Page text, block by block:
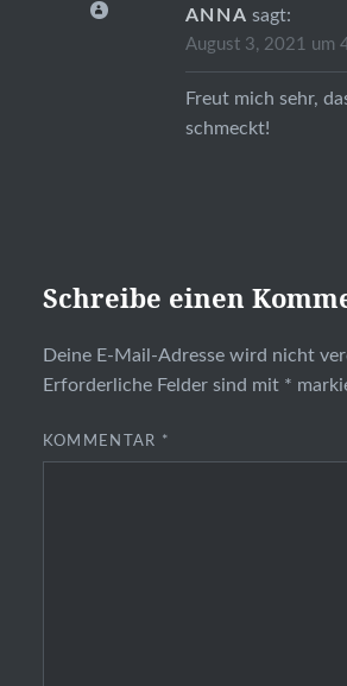
ANNA sagt:
August 3, 2021 um
Freut mich sehr,
schmeckt!
Schreibe einen
Deine E-Mail-Adresse wird nicht
Erforderliche Felder sind mit *
KOMMENTAR *